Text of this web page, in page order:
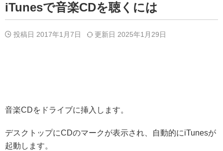
iTunesで音楽CDを聴くには
投稿日 2017年1月7日 更新日 2025年1月29日
音楽CDをドライブに挿入します。
デスクトップにCDのマークが表示され、自動的にiTunesが
起動します。